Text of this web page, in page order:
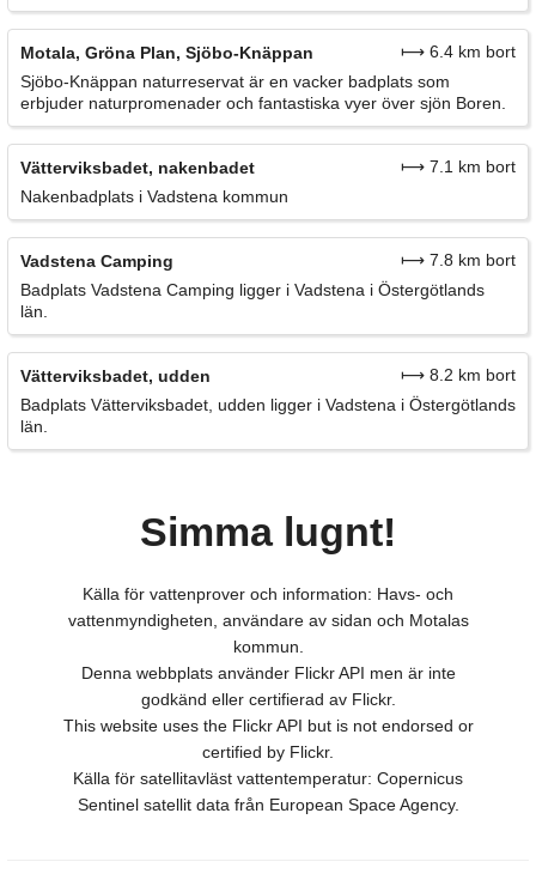
Motala, Gröna Plan, Sjöbo-Knäppan
⟼ 6.4 km bort
Sjöbo-Knäppan naturreservat är en vacker badplats som
erbjuder naturpromenader och fantastiska vyer över sjön Boren.
Vätterviksbadet, nakenbadet
⟼ 7.1 km bort
Nakenbadplats i Vadstena kommun
Vadstena Camping
⟼ 7.8 km bort
Badplats Vadstena Camping ligger i Vadstena i Östergötlands
län.
Vätterviksbadet, udden
⟼ 8.2 km bort
Badplats Vätterviksbadet, udden ligger i Vadstena i Östergötlands
län.
Simma lugnt!
Källa för vattenprover och information: Havs- och
vattenmyndigheten, användare av sidan och Motalas
kommun.
Denna webbplats använder Flickr API men är inte
godkänd eller certifierad av Flickr.
This website uses the Flickr API but is not endorsed or
certified by Flickr.
Källa för satellitavläst vattentemperatur: Copernicus
Sentinel satellit data från European Space Agency.